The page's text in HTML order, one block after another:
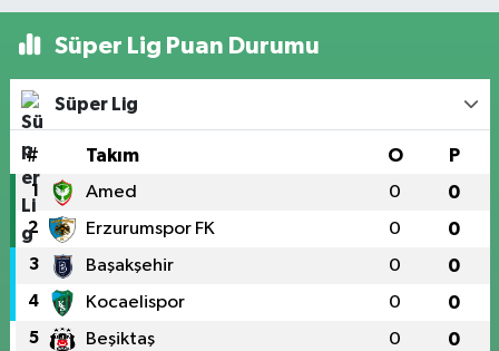
Süper Lig Puan Durumu
Süper Lig
# Takım O P
1 Amed 0 0
2 Erzurumspor FK 0 0
3 Başakşehir 0 0
4 Kocaelispor 0 0
5 Beşiktaş 0 0